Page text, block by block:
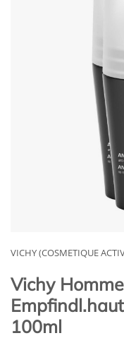
VICHY (COSMETIQUE
Vichy
100ml